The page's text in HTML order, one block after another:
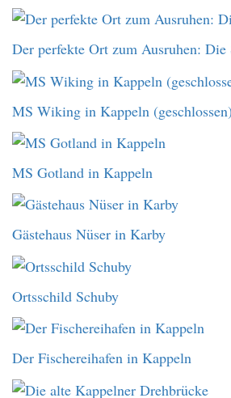
Der perfekte Ort zum Ausruhen: Die
MS Wiking in Kappeln (geschlossen)
MS Gotland in Kappeln
Gästehaus Nüser in Karby
Ortsschild Schuby
Der Fischereihafen in Kappeln